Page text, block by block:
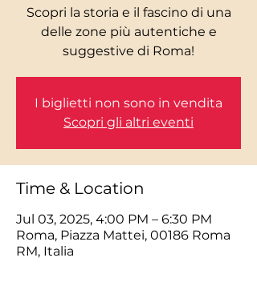
Scopri la storia e il fascino di una
delle zone più autentiche e
I biglietti non sono in vendita
Scopri gli altri eventi
Time & Location
Jul 03, 2025, 4:00 PM – 6:30 PM
Roma, Piazza Mattei, 00186 Roma
RM, Italia